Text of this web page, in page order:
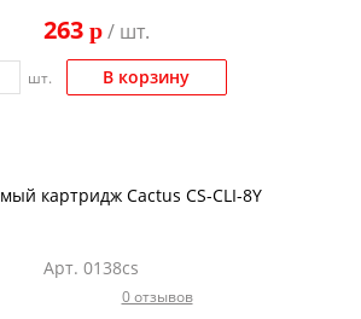
263 p/ шт.
шт. В корзину
картридж Cactus CS-CLI-8Y
Арт. 0138cs
0 отзывов